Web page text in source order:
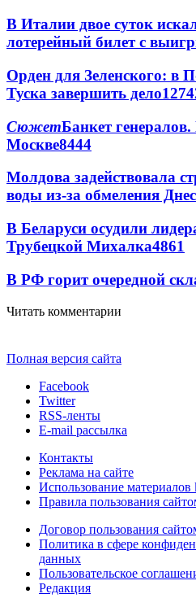
В Италии двое суток
лотерейный билет с
Орден для Зеленского: в
Туска завершить дело
СюжетБанкет
Москве8444
Молдова задействовала
воды из-за обмеления
В Беларуси осудили
Трубецкой Михалка4861
В РФ горит очередной
Читать комментарии
Полная версия сайта
Facebook
Twitter
RSS-ленты
E-mail рассылка
Контакты
Реклама на сайте
Использование материалов
Правила пользования
Договор пользования
Политика в сфере
данных
Пользовательское
Редакция